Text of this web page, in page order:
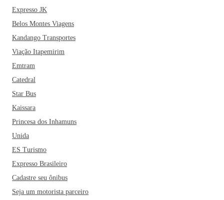
Expresso JK
Belos Montes Viagens
Kandango Transportes
Viação Itapemirim
Emtram
Catedral
Star Bus
Kaissara
Princesa dos Inhamuns
Unida
ES Turismo
Expresso Brasileiro
Cadastre seu ônibus
Seja um motorista parceiro